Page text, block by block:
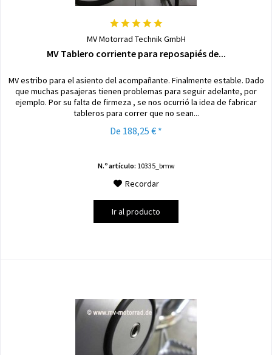
MV Motorrad Technik GmbH
MV Tablero corriente para reposapiés de...
MV estribo para el asiento del acompañante. Finalmente estable. Dado
que muchas pasajeras tienen problemas para seguir adelante, por
ejemplo. Por su falta de firmeza , se nos ocurrió la idea de fabricar
tableros para correr que no sean...
De 188,25 € *
N.º artículo: 10335_bmw
Recordar
Ir al producto